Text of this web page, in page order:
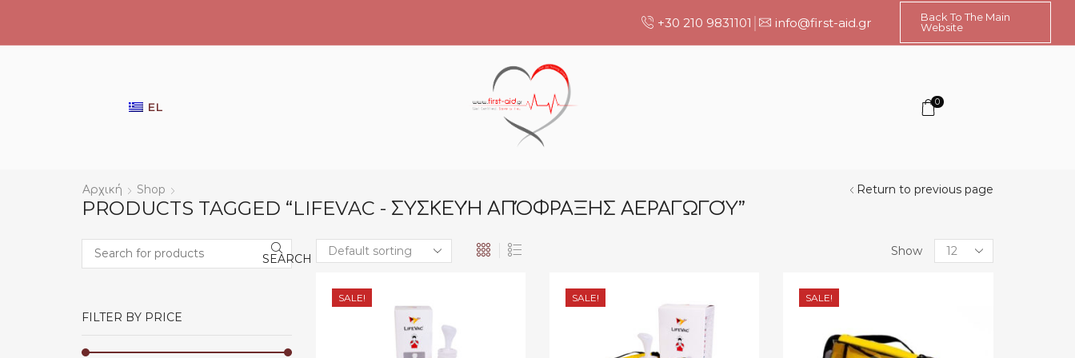
+30 210 9831101 info@first-aid.gr
Back To The Main
Website
EL 0
Αρχική Shop
PRODUCTS TAGGED “LIFEVAC - ΣΥΣΚΕΥΉ ΑΠΌΦΡΑΞΗΣ ΑΕΡΑΓΩΓΟΎ”
Return to previous page
Show
Products
per
SALE! SALE! SALE!
Search SEARCH
FILTER BY PRICE